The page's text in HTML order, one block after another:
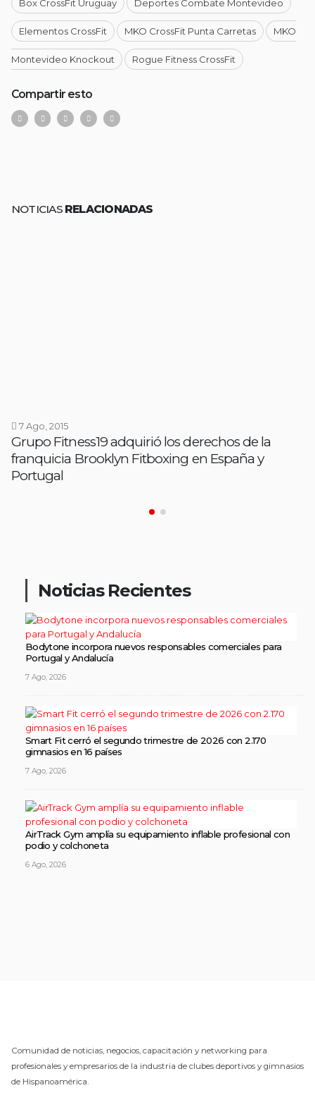
Box CrossFit Uruguay Deportes Combate Montevideo
Elementos CrossFit MKO CrossFit Punta Carretas MKO
Montevideo Knockout Rogue Fitness CrossFit
Compartir esto
NOTICIAS RELACIONADAS
7 Ago, 2015
Grupo Fitness19 adquirió los derechos de la
franquicia Brooklyn Fitboxing en España y
Portugal
Noticias Recientes
Bodytone incorpora nuevos responsables comerciales para
Portugal y Andalucía
7 Ago, 2026
Smart Fit cerró el segundo trimestre de 2026 con 2.170
gimnasios en 16 países
7 Ago, 2026
AirTrack Gym amplía su equipamiento inflable profesional con
podio y colchoneta
6 Ago, 2026
Comunidad de noticias, negocios, capacitación y networking para
profesionales y empresarios de la industria de clubes deportivos y gimnasios
de Hispanoamérica.